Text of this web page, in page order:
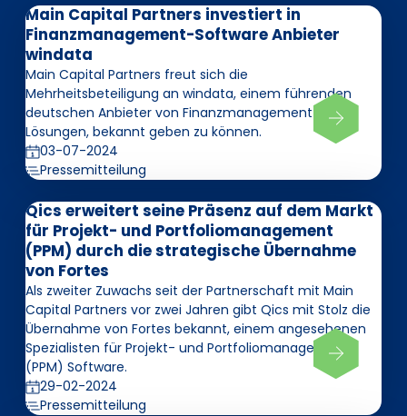
Main Capital Partners investiert in
Finanzmanagement-Software Anbieter
windata
Main Capital Partners freut sich die
Mehrheitsbeteiligung an windata, einem führenden
deutschen Anbieter von Finanzmanagement-
Lösungen, bekannt geben zu können.
03-07-2024
Pressemitteilung
Qics erweitert seine Präsenz auf dem Markt
für Projekt- und Portfoliomanagement
(PPM) durch die strategische Übernahme
von Fortes
Als zweiter Zuwachs seit der Partnerschaft mit Main
Capital Partners vor zwei Jahren gibt Qics mit Stolz die
Übernahme von Fortes bekannt, einem angesehenen
Spezialisten für Projekt- und Portfoliomanagement
(PPM) Software.
29-02-2024
Pressemitteilung